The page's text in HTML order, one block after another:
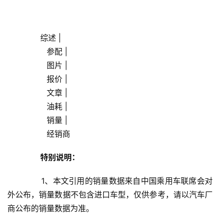
子
综述 |
                参配 |
                图片 |
                报价 |
                文章 |
                油耗 |
                销量 |
                经销商
特别说明：
1、本文引用的销量数据来自中国乘用车联席会对
外公布，销量数据不包含进口车型，仅供参考，请以汽车厂
商公布的销量数据为准。